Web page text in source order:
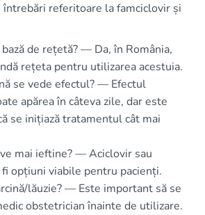
referitoare la famciclovir și
de rețetă? — Da, în România,
rețeta pentru utilizarea acestuia.
se vede efectul? — Efectul
apărea în câteva zile, dar este
se inițiază tratamentul cât mai
mai ieftine? — Aciclovir sau
opțiuni viabile pentru pacienți.
lăuzie? — Este important să se
obstetrician înainte de utilizare.